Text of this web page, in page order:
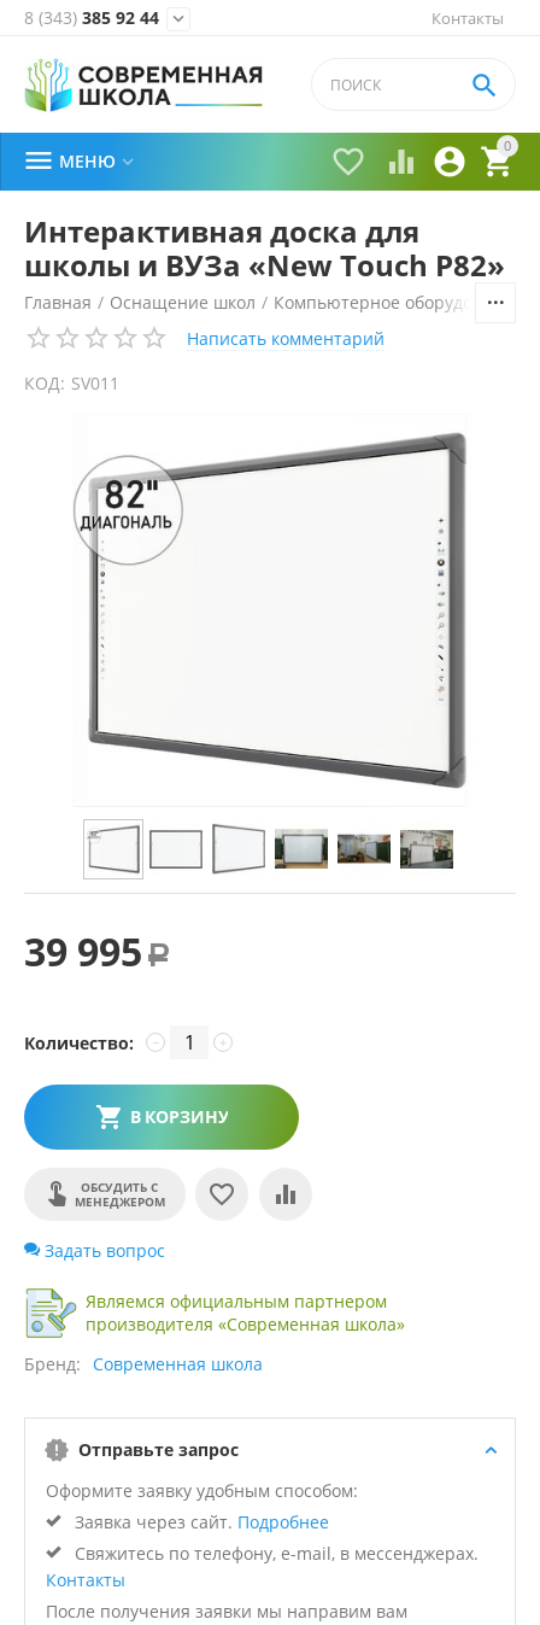
Контакты
8 (343) 385 92 44 
0


 

 МЕНЮ 
Интерактивная доска для
школы и ВУЗа «New Touch P82»
Главная / Оснащение школ / Компьютерное оборудование,
Написать комментарий
КОД: SV011
39 995 Р
Количество: +
−
В КОРЗИНУ
ОБСУДИТЬ С
МЕНЕДЖЕРОМ
Задать вопрос
Являемся официальным партнером
производителя «Современная школа»
Бренд
Современная школа
Отправьте запрос
Оформите заявку удобным способом:
Заявка через сайт. Подробнее
Свяжитесь по телефону, e-mail, в мессенджерах.
Контакты
После получения заявки мы направим вам